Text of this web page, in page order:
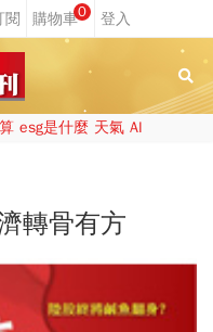
0
esg是什麼 天氣 AI
轉骨有方